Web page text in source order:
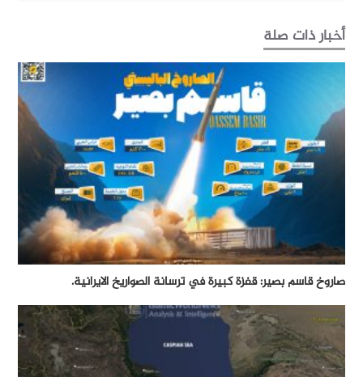
أخبار ذات صلة
صاروخ قاسم بصير: قفزة كبيرة في ترسانة الصواريخ الايرانية.